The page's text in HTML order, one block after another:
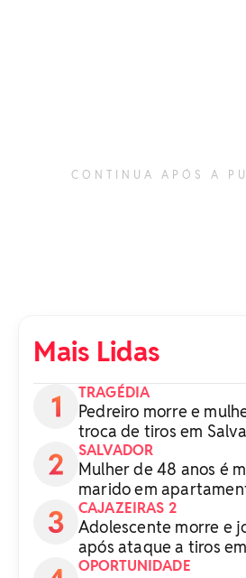
CONTINUA APÓS A
Mais Lidas
TRAGÉDIA
Pedreiro morre e
troca de tiros em
SALVADOR
Mulher de 48 anos é
marido em
CAJAZEIRAS 2
Adolescente morre e
após ataque a tiros
OPORTUNIDADE